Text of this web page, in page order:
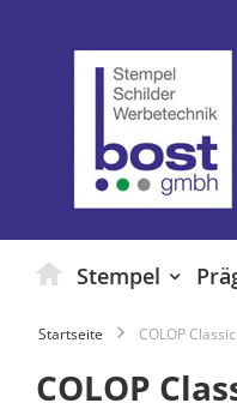
Stempel
Startseite COLOP
COLOP